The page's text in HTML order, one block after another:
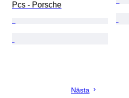
Pcs - Porsche
Nästa